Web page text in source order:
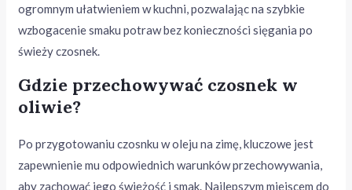
ogromnym ułatwieniem w kuchni, pozwalając na szybkie
wzbogacenie smaku potraw bez konieczności sięgania po
świeży czosnek.
Gdzie przechowywać czosnek w
oliwie?
Po przygotowaniu czosnku w oleju na zimę, kluczowe jest
zapewnienie mu odpowiednich warunków przechowywania,
aby zachować jego świeżość i smak. Najlepszym miejscem do